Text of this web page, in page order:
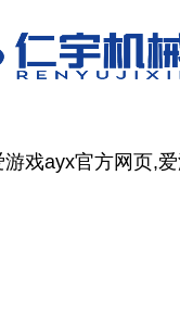
游戏ayx官方网页,